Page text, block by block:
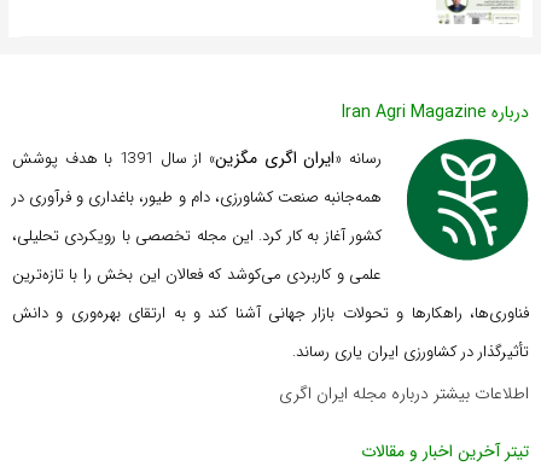
درباره Iran Agri Magazine
رسانه «ایران اگری مگزین
» از سال 1391 با هدف پوشش
همه‌جانبه صنعت کشاورزی، دام و طیور، باغداری و فرآوری در
کشور آغاز به کار کرد. این مجله تخصصی با رویکردی تحلیلی،
علمی و کاربردی می‌کوشد که فعالان این بخش را با تازه‌ترین
فناوری‌ها، راهکارها و تحولات بازار جهانی آشنا کند و به ارتقای بهره‌وری و دانش
تأثیرگذار در کشاورزی ایران یاری رساند.
اطلاعات بیشتر درباره مجله ایران اگری
تیتر آخرین اخبار و مقالات